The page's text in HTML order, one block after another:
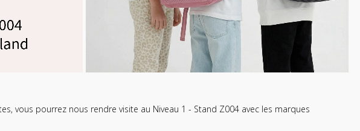
vous pourrez nous rendre visite au Niveau 1 - Stand Z004 avec les marques